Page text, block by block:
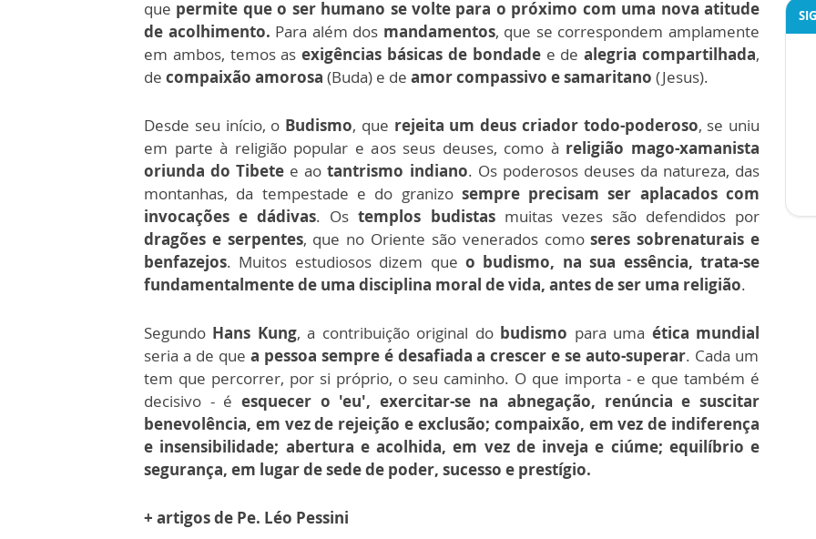
que permite que o ser humano se volte para o próximo com uma nova atitude
de acolhimento. Para além dos mandamentos, que se correspondem amplamente
em ambos, temos asexigências básicas de bondadee de alegria compartilhada,
de compaixão amorosa (Buda) e de amor compassivo e samaritano (Jesus).
Desde seu início, o Budismo, que rejeita um deus criador todo-poderoso, se uniu
em parte à religião popular e aos seus deuses, como à religião mago-xamanista
oriunda do Tibete e aotantrismo indiano. Os poderosos deuses da natureza, das
montanhas, da tempestade e do granizo sempre precisam ser aplacados com
invocações e dádivas. Ostemplos budistasmuitas vezes são defendidos por
dragões e serpentes, que no Oriente são venerados comoseres sobrenaturais e
benfazejos. Muitos estudiosos dizem que o budismo, na sua essência, trata-se
fundamentalmente de uma disciplina moral de vida, antes de ser uma religião.
Segundo Hans Kung, a contribuição original do budismo para uma ética mundial
seria a de que a pessoa sempre é desafiada a crescer e se auto-superar. Cada um
tem que percorrer, por si próprio, o seu caminho. O que importa - e que também é
decisivo - é esquecer o 'eu', exercitar-se na abnegação, renúncia e suscitar
benevolência, em vez de rejeição e exclusão; compaixão, em vez de indiferença
e insensibilidade; abertura e acolhida, em vez de inveja e ciúme; equilíbrio e
segurança, em lugar de sede de poder, sucesso e prestígio.
+ artigos de Pe. Léo Pessini